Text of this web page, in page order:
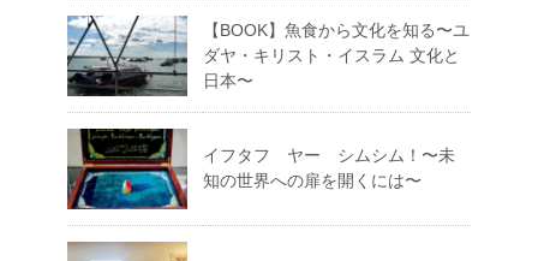
【BOOK】魚食から文化を知る〜ユ
ダヤ・キリスト・イスラム 文化と
日本〜
イフタフ ヤー シムシム！〜未
知の世界への扉を開くには〜